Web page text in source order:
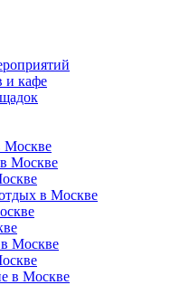
и кафе
Москве
Москве
в Москве
Москве
в Москве